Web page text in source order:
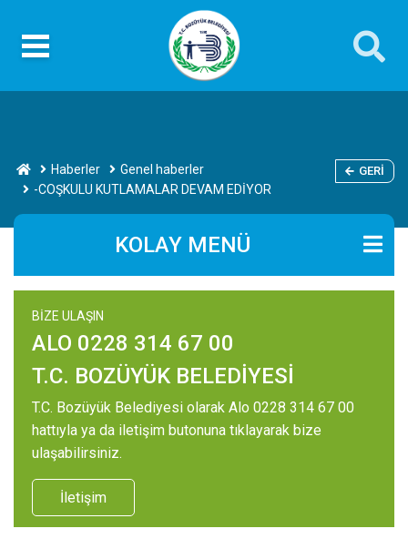
Haberler
Genel haberler
-COŞKULU KUTLAMALAR DEVAM EDİYOR
GERI
KOLAY MENÜ
BİZE ULAŞIN
ALO 0228 314 67 00
T.C. BOZÜYÜK BELEDİYESİ
T.C. Bozüyük Belediyesi olarak Alo 0228 314 67 00
hattıyla ya da iletişim butonuna tıklayarak bize
ulaşabilirsiniz.
İletişim